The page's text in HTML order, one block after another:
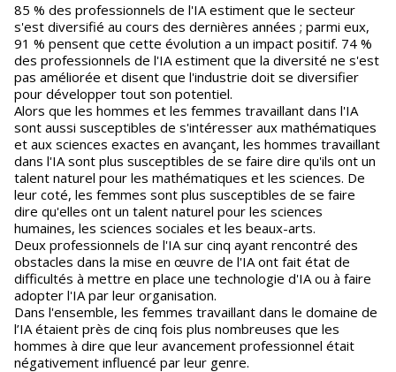
85 % des professionnels de l'IA estiment que le secteur
s'est diversifié au cours des dernières années ; parmi eux,
91 % pensent que cette évolution a un impact positif. 74 %
des professionnels de l'IA estiment que la diversité ne s'est
pas améliorée et disent que l'industrie doit se diversifier
pour développer tout son potentiel.
Alors que les hommes et les femmes travaillant dans l'IA
sont aussi susceptibles de s'intéresser aux mathématiques
et aux sciences exactes en avançant, les hommes travaillant
dans l'IA sont plus susceptibles de se faire dire qu'ils ont un
talent naturel pour les mathématiques et les sciences. De
leur coté, les femmes sont plus susceptibles de se faire
dire qu'elles ont un talent naturel pour les sciences
humaines, les sciences sociales et les beaux-arts.
Deux professionnels de l'IA sur cinq ayant rencontré des
obstacles dans la mise en œuvre de l'IA ont fait état de
difficultés à mettre en place une technologie d'IA ou à faire
adopter l'IA par leur organisation.
Dans l'ensemble, les femmes travaillant dans le domaine de
l’IA étaient près de cinq fois plus nombreuses que les
hommes à dire que leur avancement professionnel était
négativement influencé par leur genre.